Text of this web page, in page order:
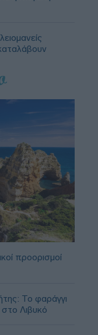
προορισμοί
Το φαράγγι
στο Λιβυκό